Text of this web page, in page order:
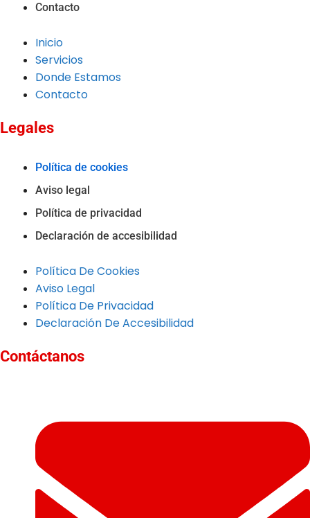
Contacto
Inicio
Servicios
Donde Estamos
Contacto
Legales
Política de cookies
Aviso legal
Política de privacidad
Declaración de accesibilidad
Política De Cookies
Aviso Legal
Política De Privacidad
Declaración De Accesibilidad
Contáctanos